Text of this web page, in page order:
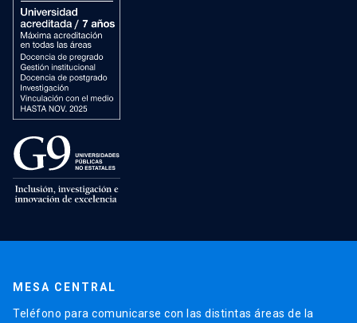
MESA CENTRAL
Teléfono para comunicarse con las distintas áreas de la